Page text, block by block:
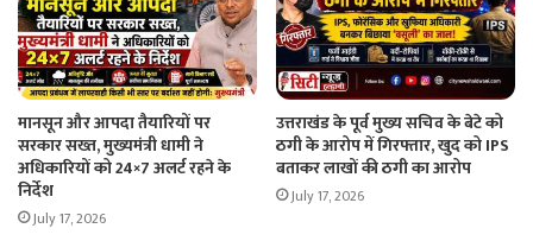
मानसून और आपदा तैयारियों पर
सरकार सख्त, मुख्यमंत्री धामी ने
अधिकारियों को 24×7 अलर्ट रहने के
निर्देश
July 17, 2026
उत्तराखंड के पूर्व मुख्य सचिव के बेटे को
ठगी के आरोप में गिरफ्तार, खुद को IPS
बताकर लाखों की ठगी का आरोप
July 17, 2026